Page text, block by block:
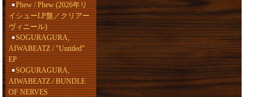
Phew / Phew (2026年リ
イシューLP盤／クリアー
ヴィニール)
SOGURAGURA,
AIWABEATZ / "Untitled"
EP
SOGURAGURA,
AIWABEATZ / BUNDLE
OF NERVES